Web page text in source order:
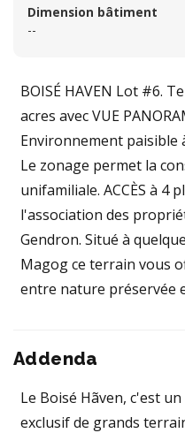
Dimension bâtiment
--
BOISÉ HAVEN Lot #6.
acres avec VUE
Environnement paisible
Le zonage permet la
unifamiliale. ACCÈS à 4
l'association des
Gendron. Situé à
Magog ce terrain vous
entre nature préservée
Addenda
Le Boisé Hãven, c'est
exclusif de grands